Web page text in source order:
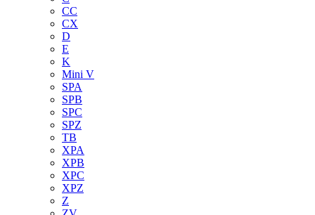
CC
CX
D
E
K
Mini V
SPA
SPB
SPC
SPZ
TB
XPA
XPB
XPC
XPZ
Z